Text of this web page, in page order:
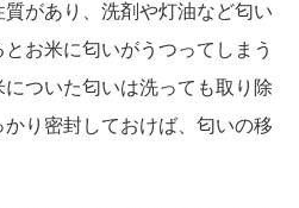
があり、洗剤や灯油など匂い
お米に匂いがうつってしまう
ついた匂いは洗っても取り除
り密封しておけば、匂いの移